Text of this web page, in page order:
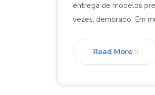
entrega de modelos
vezes, demorado. Em
Read More